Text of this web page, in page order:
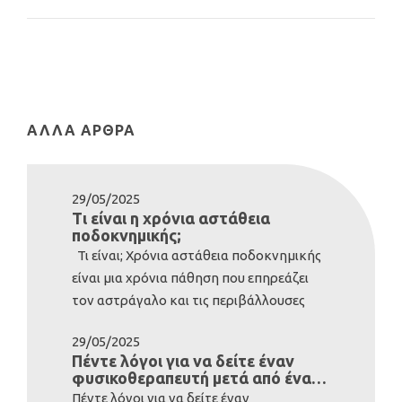
ΆΛΛΑ ΆΡΘΡΑ
29/05/2025
Τι είναι η χρόνια αστάθεια
ποδοκνημικής;
Τι είναι; Χρόνια αστάθεια ποδοκνημικής
είναι μια χρόνια πάθηση που επηρεάζει
τον αστράγαλο και τις περιβάλλουσες
σοβαρό διάστρεμμα της ποδοκνημικής.
Ωστόσο, ορισμένοι άνθρωποι είναι εκ
γενετής με λιγότερο σταθερούς
29/05/2025
Πέντε λόγοι για να δείτε έναν
φυσικοθεραπευτή μετά από έναν
τραυματισμό
Πέντε λόγοι για να δείτε έναν